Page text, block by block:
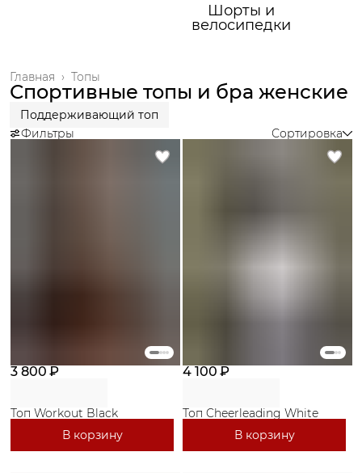
Шорты и
велосипедки
Топы
Главная ›
Спортивные топы и бра женские
Поддерживающий топ
Фильтры
Сортировка
3 800 ₽
Топ Workout Black
В корзину
4 100 ₽
Топ Cheerleading White
В корзину